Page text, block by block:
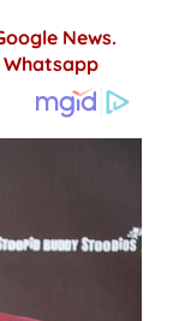
News.